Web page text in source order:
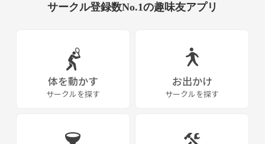
サークル登録数No.1の趣味友アプリ
体を動かす
サークルを探す
お出かけ
サークルを探す